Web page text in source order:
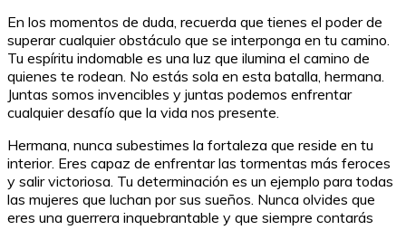
En los momentos de duda, recuerda que tienes el poder de
superar cualquier obstáculo que se interponga en tu camino.
Tu espíritu indomable es una luz que ilumina el camino de
quienes te rodean. No estás sola en esta batalla, hermana.
Juntas somos invencibles y juntas podemos enfrentar
cualquier desafío que la vida nos presente.
Hermana, nunca subestimes la fortaleza que reside en tu
interior. Eres capaz de enfrentar las tormentas más feroces
y salir victoriosa. Tu determinación es un ejemplo para todas
las mujeres que luchan por sus sueños. Nunca olvides que
eres una guerrera inquebrantable y que siempre contarás